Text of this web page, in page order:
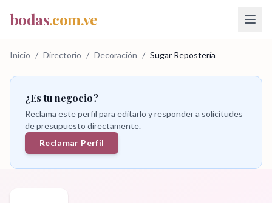
bodas.com.ve
Inicio / Directorio / Decoración / Sugar Repostería
¿Es tu negocio?
Reclama este perfil para editarlo y responder a solicitudes
de presupuesto directamente.
Reclamar Perfil